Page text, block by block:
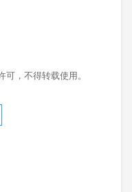
可，不得转载使用。